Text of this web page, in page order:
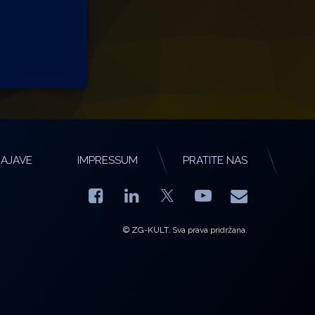
IMPRESSUM PRATITE NAS
Facebook
LinkedIn YouTube
E-mail
© ZG-KULT. Sva prava pridržana.